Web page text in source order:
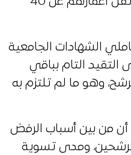
الشهادات الجامعية
التام بباقي
وهو ما لم تلتزم به
أن من بين أسباب الرفض
ومدى تسوية